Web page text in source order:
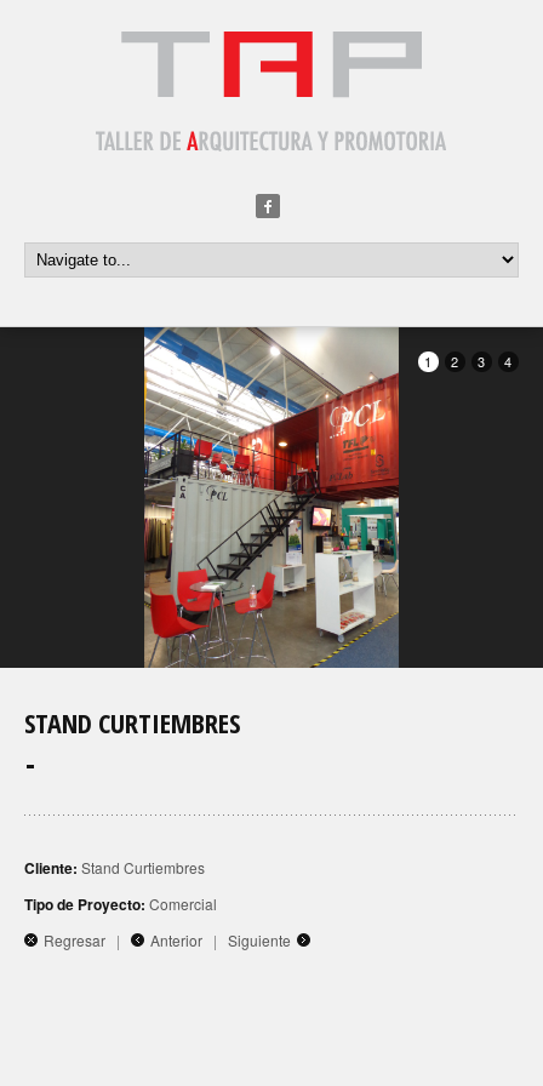
1 2 3 4
STAND CURTIEMBRES
Cliente: Stand Curtiembres
Tipo de Proyecto: Comercial
Regresar | Anterior | Siguiente